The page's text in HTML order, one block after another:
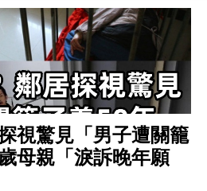
視驚見「男子遭關籠
母親「淚訴晚年願